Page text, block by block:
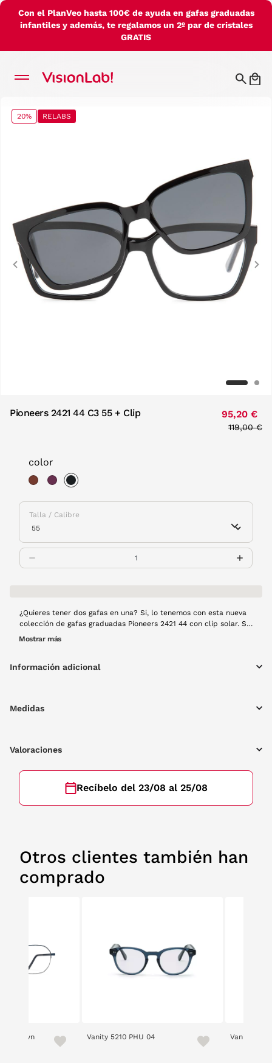
Con el PlanVeo hasta 100€ de ayuda en gafas graduadas
infantiles y además, te regalamos un 2º par de cristales
GRATIS
20% RELABS
Previous
Pioneers 2421 44 C3 55 + Clip 95,20 €
Price
119,00 €
color
Talla / Calibre
¿Quieres tener dos gafas en una? Si, lo tenemos con esta nueva
colección de gafas graduadas Pioneers 2421 44 con clip solar. Si
hace sol, pon tu clip con un simple gesto y sientete totalmente
cualquier reflejo que puedas tener y mejora la calidad de tu
Mostrar más
Información adicional
Medidas
Valoraciones
Recíbelo del 23/08 al 25/08
Otros clientes también han
comprado
Dawn Vanity 5210 PHU 04 Vanity 5210